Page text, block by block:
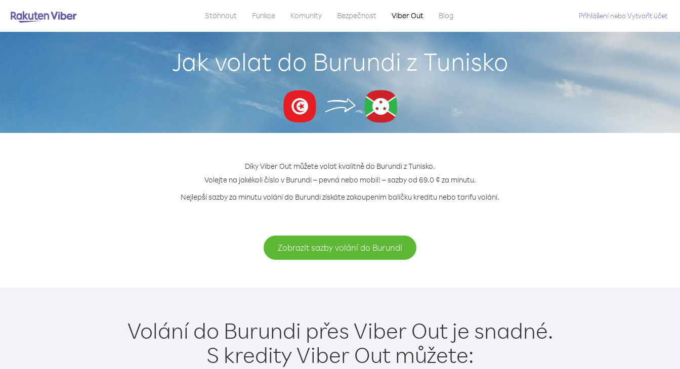
Stáhnout Funkce Komunity Bezpečnost Viber Out Blog Přihlášení neboVytvořit účet
Jak volat do Burundi z Tunisko
Díky Viber Out můžete volat kvalitně do Burundi z Tunisko.
Volejte na jakékoli číslo v Burundi – pevná nebo mobil! – sazby od 69.0 ¢ za minutu.
Nejlepší sazby za minutu volání do Burundi získáte zakoupením balíčku kreditu nebo tarifu volání.
Zobrazit sazby volání do Burundi
Volání do Burundi přes Viber Out je snadné.
S kredity Viber Out můžete: